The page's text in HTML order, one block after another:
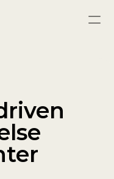
genom
hjälp
och vägled